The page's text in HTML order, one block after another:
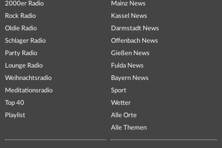
2000er Radio
Rock Radio
Oldie Radio
Schlager Radio
Party Radio
Lounge Radio
Weihnachtsradio
Meditationsradio
Top 40
Playlist
Mainz News
Kassel News
Darmstadt News
Offenbach News
Gießen News
Fulda News
Bayern News
Sport
Wetter
Alle Orte
Alle Themen